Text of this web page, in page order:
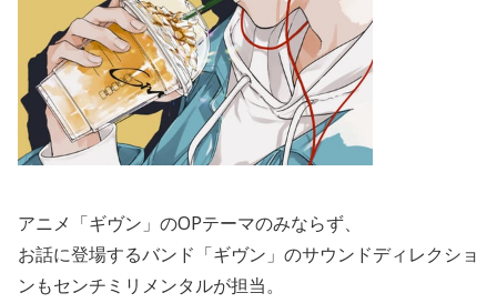
アニメ「ギヴン」のOPテーマのみならず、
お話に登場するバンド「ギヴン」のサウンドディレクショ
ンもセンチミリメンタルが担当。